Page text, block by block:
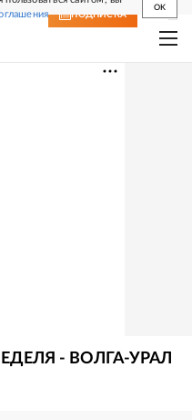
OK
ПОДПИСКА
- ВОЛГА-УРАЛ